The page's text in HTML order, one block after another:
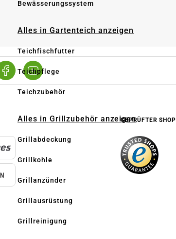
Bewässerungssystem
Alles in Gartenteich anzeigen
Teichfischfutter
Teichpflege
Teichzubehör
Alles in Grillzubehör anzeigen
Grillabdeckung
Grillkohle
Grillanzünder
Grillausrüstung
Grillreinigung
GEPRÜFTER SHOP